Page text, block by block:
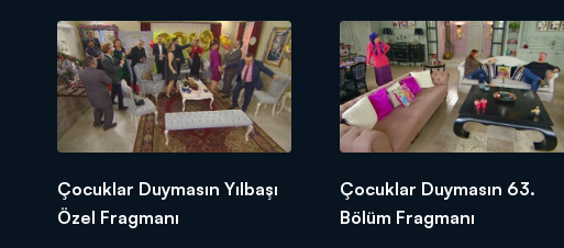
Çocuklar Duymasın Yılbaşı
Özel Fragmanı
Çocuklar Duymasın 63.
Bölüm Fragmanı